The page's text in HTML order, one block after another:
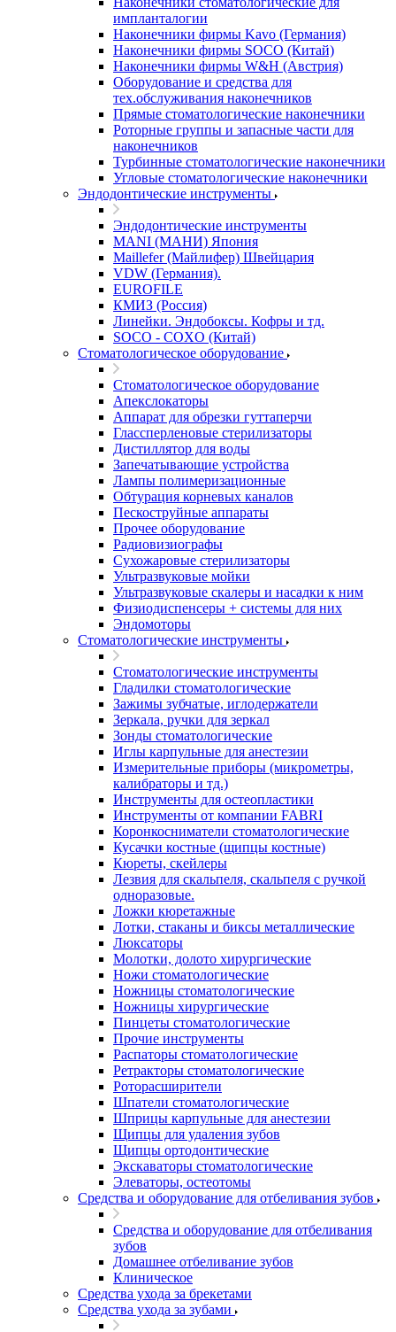
импланталогии
Наконечники фирмы Kavo (Германия)
Наконечники фирмы SOCO (Китай)
Наконечники фирмы W&H (Австрия)
Оборудование и средства для
тех.обслуживания наконечников
Прямые стоматологические наконечники
Роторные группы и запасные части для
наконечников
Турбинные стоматологические наконечники
Угловые стоматологические наконечники
Эндодонтические инструменты
Эндодонтические инструменты
MANI (МАНИ) Япония
Maillefer (Майлифер) Швейцария
VDW (Германия).
EUROFILE
КМИЗ (Россия)
Линейки. Эндобоксы. Кофры и тд.
SOCO - COXO (Китай)
Стоматологическое оборудование
Стоматологическое оборудование
Апекслокаторы
Аппарат для обрезки гуттаперчи
Глассперленовые стерилизаторы
Дистиллятор для воды
Запечатывающие устройства
Лампы полимеризационные
Обтурация корневых каналов
Пескоструйные аппараты
Прочее оборудование
Радиовизиографы
Сухожаровые стерилизаторы
Ультразвуковые мойки
Ультразвуковые скалеры и насадки к ним
Физиодиспенсеры + системы для них
Эндомоторы
Стоматологические инструменты
Стоматологические инструменты
Гладилки стоматологические
Зажимы зубчатые, иглодержатели
Зеркала, ручки для зеркал
Зонды стоматологические
Иглы карпульные для анестезии
Измерительные приборы (микрометры,
калибраторы и тд.)
Инструменты для остеопластики
Инструменты от компании FABRI
Коронкосниматели стоматологические
Кусачки костные (щипцы костные)
Кюреты, скейлеры
Лезвия для скальпеля, скальпеля с ручкой
одноразовые.
Ложки кюретажные
Лотки, стаканы и биксы металлические
Люксаторы
Молотки, долото хирургические
Ножи стоматологические
Ножницы стоматологические
Ножницы хирургические
Пинцеты стоматологические
Прочие инструменты
Распаторы стоматологические
Ретракторы стоматологические
Роторасширители
Шпатели стоматологические
Шприцы карпульные для анестезии
Щипцы для удаления зубов
Щипцы ортодонтические
Экскаваторы стоматологические
Элеваторы, остеотомы
Средства и оборудование для отбеливания зубов
Средства и оборудование для отбеливания
зубов
Домашнее отбеливание зубов
Клиническое
Средства ухода за брекетами
Средства ухода за зубами